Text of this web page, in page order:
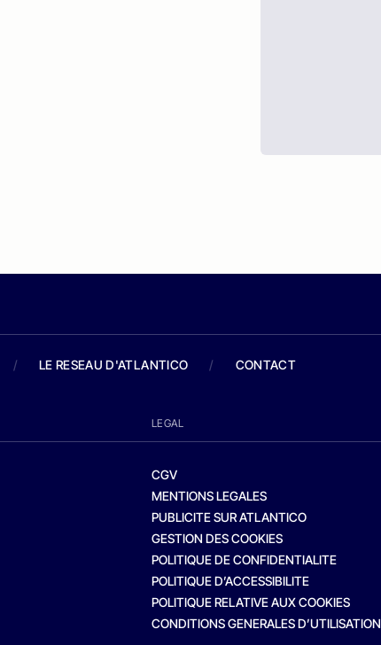
/ LE RESEAU D'ATLANTICO / CONTACT
LEGAL
CGV
MENTIONS LEGALES
PUBLICITE SUR ATLANTICO
GESTION DES COOKIES
POLITIQUE DE CONFIDENTIALITE
POLITIQUE D’ACCESSIBILITE
POLITIQUE RELATIVE AUX COOKIES
CONDITIONS GENERALES D’UTILISATION